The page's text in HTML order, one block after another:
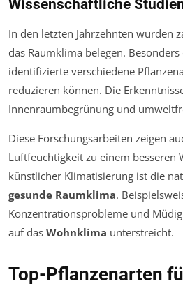
Wissenschaftliche
In den letzten Jahrzehnten wurden
das Raumklima belegen.
identifizierte verschiedene
reduzieren können. Die
Innenraumbegrünung und
Diese Forschungsarbeiten zeigen
Luftfeuchtigkeit zu einem
künstlicher Klimatisierung ist die
gesunde Raumklima.
Konzentrationsprobleme und
auf das Wohnklima unterstreicht.
Top-Pflanzenarten